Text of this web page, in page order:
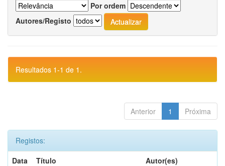
Por ordem
Autores/Registo
Resultados 1-1 de 1.
Anterior 1 Próxima
Registos:
Data
Título
Autor(es)